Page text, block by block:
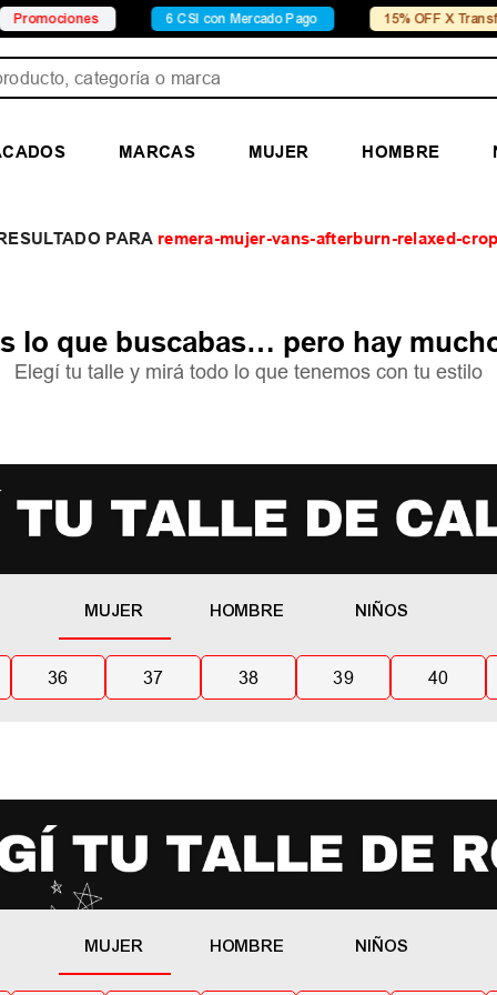
6 CSI con Mercado Pago 15% OFF X Transferencia
MARCAS MUJER HOMBRE
remera-mujer-vans-afterburn-relaxed-
lo que buscabas… pero hay
Elegí tu talle y mirá todo lo que tenemos con tu estilo
MUJER HOMBRE NIÑOS
36 37 38 39 40
MUJER HOMBRE NIÑOS